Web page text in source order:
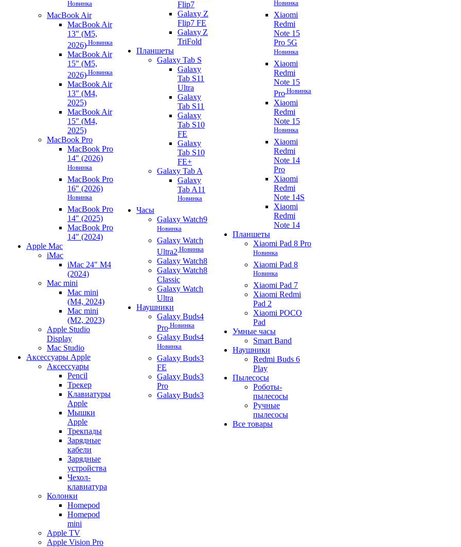
Новинка
MacBook Air
MacBook Air
13" (M5,
2026) Новинка
MacBook Air
15" (M5,
2026) Новинка
MacBook Air
13" (M4,
2025)
MacBook Air
15" (M4,
2025)
MacBook Pro
MacBook Pro
14" (2026)
Новинка
MacBook Pro
16" (2026)
Новинка
MacBook Pro
14" (2025)
MacBook Pro
14" (2024)
Apple Mac
iMac
iMac 24" M4
(2024)
Mac mini
Mac mini
(M4, 2024)
Mac mini
(M2, 2023)
Apple Studio
Display
Mac Studio
Аксессуары Apple
Аксессуары
Pencil
Трекер
Клавиатуры
Apple
Мышки
Apple
Трекпады
Зарядные
кабели
Зарядные
устройства
Чехол-
клавиатура
Колонки
Homepod
Homepod
mini
Apple TV
Apple Vision Pro
Flip7
Galaxy Z
Flip7 FE
Galaxy Z
TriFold
Планшеты
Galaxy Tab S
Galaxy
Tab S11
Ultra
Galaxy
Tab S11
Galaxy
Tab S10
FE
Galaxy
Tab S10
FE+
Galaxy Tab A
Galaxy
Tab A11
Новинка
Часы
Galaxy Watch9
Новинка
Galaxy Watch
Ultra2 Новинка
Galaxy Watch8
Galaxy Watch8
Classic
Galaxy Watch
Ultra
Наушники
Galaxy Buds4
Pro Новинка
Galaxy Buds4
Новинка
Galaxy Buds3
FE
Galaxy Buds3
Pro
Galaxy Buds3
Новинка
Xiaomi
Redmi
Note 15
Pro 5G
Новинка
Xiaomi
Redmi
Note 15
Pro Новинка
Xiaomi
Redmi
Note 15
Новинка
Xiaomi
Redmi
Note 14
Pro
Xiaomi
Redmi
Note 14S
Xiaomi
Redmi
Note 14
Планшеты
Xiaomi Pad 8 Pro
Новинка
Xiaomi Pad 8
Новинка
Xiaomi Pad 7
Xiaomi Redmi
Pad 2
Xiaomi POCO
Pad
Умные часы
Smart Band
Наушники
Redmi Buds 6
Play
Пылесосы
Роботы-
пылесосы
Ручные
пылесосы
Все товары